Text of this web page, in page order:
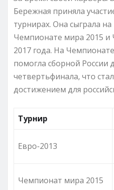
Бережная приняла
турнирах. Она сыграла
Чемпионате мира 2015
2017 года. На
помогла сборной России
четвертьфинала, что
достижением для
Турнир
Евро-2013
Чемпионат мира 2015